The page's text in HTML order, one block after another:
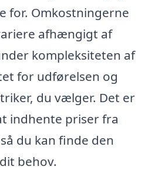
for. Omkostningerne
afhængigt af
kompleksiteten af
for udførelsen og
du vælger. Det er
indhente priser fra
du kan finde den
behov.